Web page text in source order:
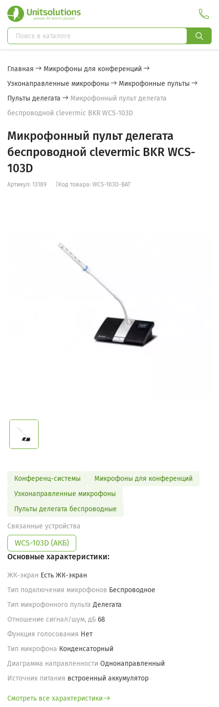
Главная
Микрофоны для конференций
Узконаправленные микрофоны
Микрофонные пульты
Пульты делегата
Микрофонный пульт делегата
беспроводной clevermic BKR WCS-103D
Микрофонный пульт делегата
беспроводной clevermic BKR WCS-
103D
Артикул: 13189 Код товара: WCS-103D-BAT
Конференц-системы
Микрофоны для конференций
Узконаправленные микрофоны
Пульты делегата беспроводные
Связанные устройства
WCS-103D (АКБ)
Основные характеристики:
ЖК-экран Есть ЖК-экран
Тип подключения микрофонов Беспроводное
Тип микрофонного пульта Делегата
Отношение сигнал/шум, дБ 68
Функция голосования Нет
Тип микрофона Конденсаторный
Диаграмма направленности Однонаправленный
Источник питания встроенный аккумулятор
Смотреть все характеристики